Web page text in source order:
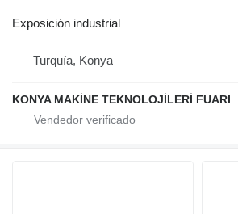
Exposición industrial
Turquía, Konya
KONYA MAKİNE TEKNOLOJİLERİ FUARI